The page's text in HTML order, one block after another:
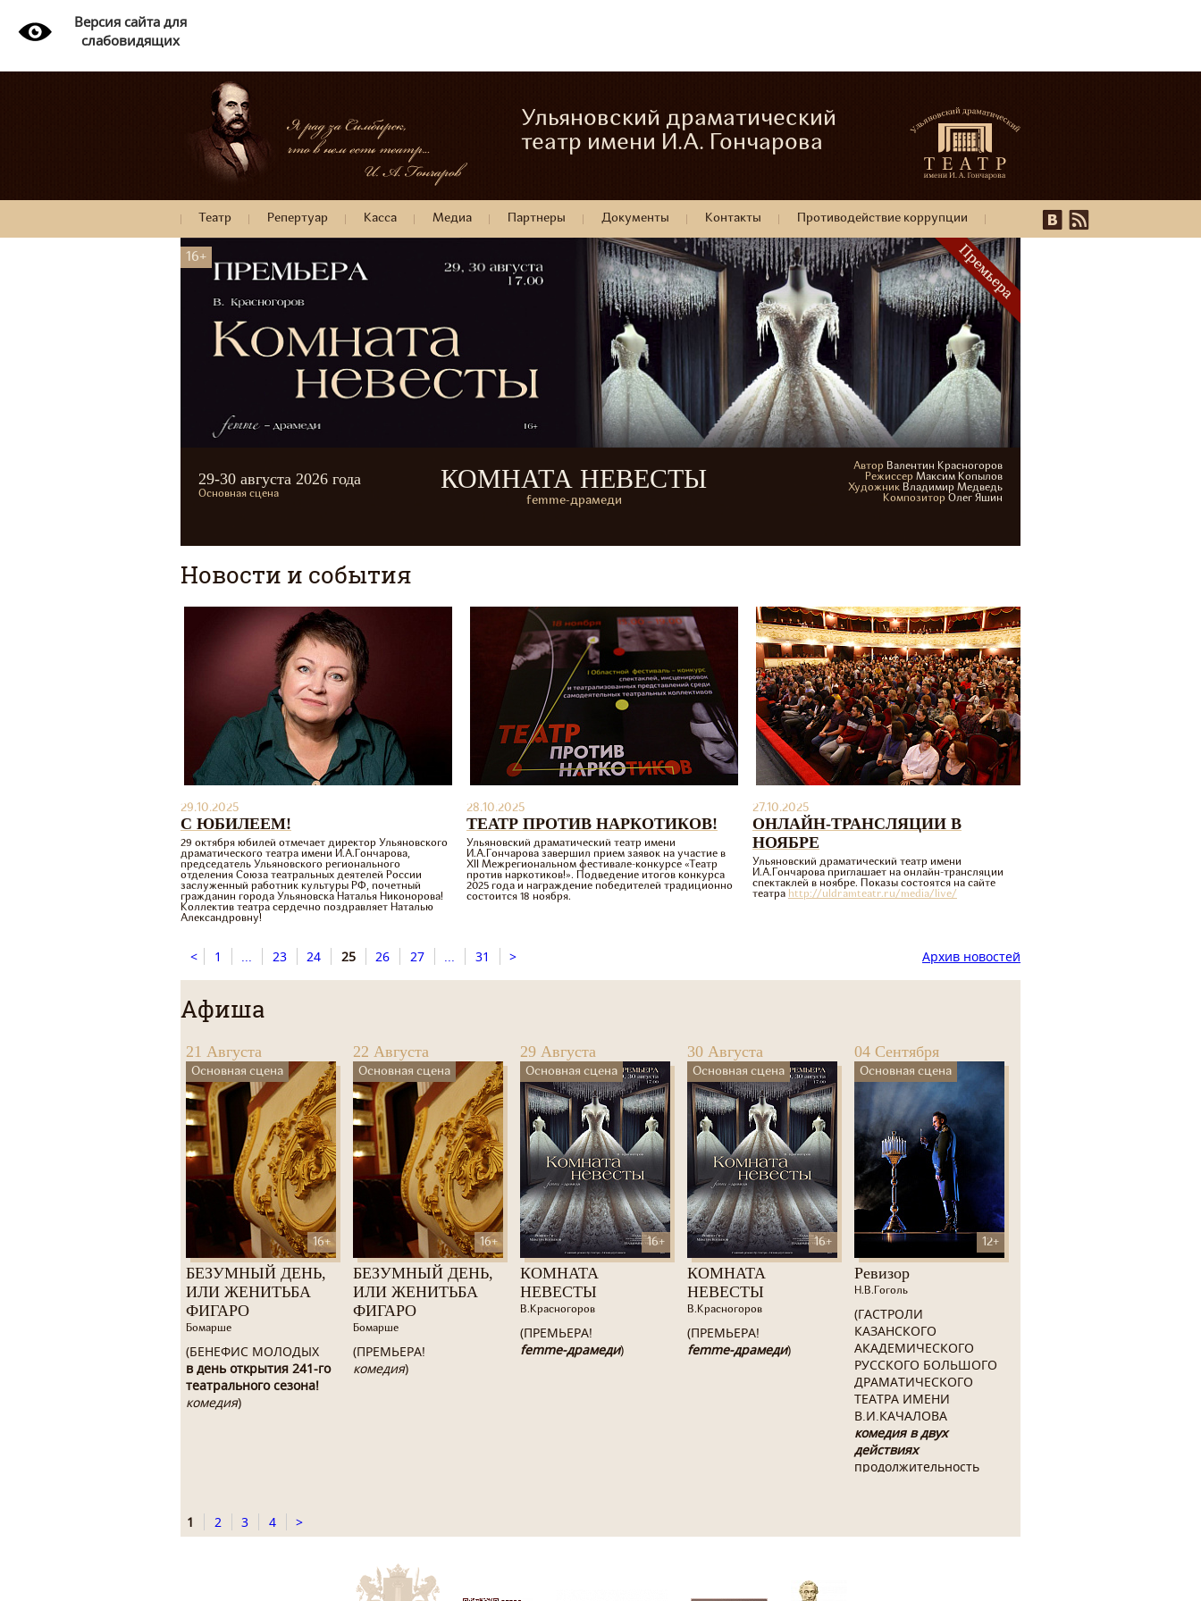
Версия сайта для
слабовидящих
Ульяновский драматический
театр имени И.А. Гончарова
Театр Репертуар Касса Медиа Партнеры Документы Контакты Противодействие коррупции
16+
29-30 августа 2026 года
Основная сцена
КОМНАТА НЕВЕСТЫ
femme-драмеди
Автор Валентин Красногоров
Режиcсер Максим Копылов
Художник Владимир Медведь
Композитор Олег Яшин
Новости и события
29.10.2025
С ЮБИЛЕЕМ!
29 октября юбилей отмечает директор Ульяновского
драматического театра имени И.А.Гончарова,
председатель Ульяновского регионального
отделения Союза театральных деятелей России
заслуженный работник культуры РФ, почетный
гражданин города Ульяновска Наталья Никонорова!
Коллектив театра сердечно поздравляет Наталью
Александровну!
28.10.2025
ТЕАТР ПРОТИВ НАРКОТИКОВ!
Ульяновский драматический театр имени
И.А.Гончарова завершил прием заявок на участие в
XII Межрегиональном фестивале-конкурсе «Театр
против наркотиков!». Подведение итогов конкурса
2025 года и награждение победителей традиционно
состоится 18 ноября.
27.10.2025
ОНЛАЙН-ТРАНСЛЯЦИИ В
НОЯБРЕ
Ульяновский драматический театр имени
И.А.Гончарова приглашает на онлайн-трансляции
спектаклей в ноябре. Показы состоятся на сайте
театра http://uldramteatr.ru/media/live/
< 1 ... 23 24 25 26 27 ... 31 > Архив новостей
Афиша
21 Августа
Основная сцена
16+
БЕЗУМНЫЙ ДЕНЬ,
ИЛИ ЖЕНИТЬБА
ФИГАРО
Бомарше
(БЕНЕФИС МОЛОДЫХ
в день открытия 241-го
театрального сезона!
комедия)
22 Августа
Основная сцена
16+
БЕЗУМНЫЙ ДЕНЬ,
ИЛИ ЖЕНИТЬБА
ФИГАРО
Бомарше
(ПРЕМЬЕРА!
комедия)
29 Августа
Основная сцена
16+
КОМНАТА
НЕВЕСТЫ
В.Красногоров
(ПРЕМЬЕРА!
femme-драмеди)
30 Августа
Основная сцена
16+
КОМНАТА
НЕВЕСТЫ
В.Красногоров
(ПРЕМЬЕРА!
femme-драмеди)
04 Сентября
Основная сцена
12+
Ревизор
Н.В.Гоголь
(ГАСТРОЛИ
КАЗАНСКОГО
АКАДЕМИЧЕСКОГО
РУССКОГО БОЛЬШОГО
ДРАМАТИЧЕСКОГО
ТЕАТРА ИМЕНИ
В.И.КАЧАЛОВА
комедия в двух
действиях
продолжительность
1 2 3 4 >